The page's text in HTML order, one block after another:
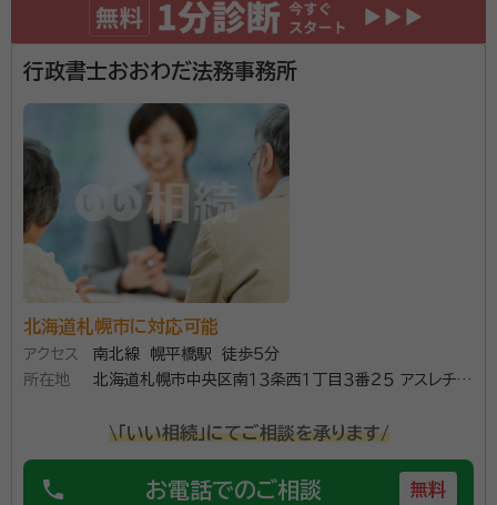
北海道行政書士会
行政書士おおわだ法務事務所
北海道札幌市に対応可能
アクセス
南北線 幌平橋駅 徒歩5分
所在地
北海道札幌市中央区南１３条西１丁目３番２５ アスレチッ
\「いい相続」にてご相談を承ります/
phone お電話でのご相談 無料